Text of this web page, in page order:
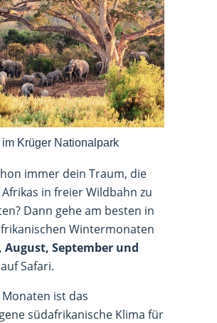
im Krüger Nationalpark
immer dein Traum, die
in freier Wildbahn zu
Dann gehe am besten in
Wintermonaten
August, September und
auf Safari.
ist das
südafrikanische Klima für